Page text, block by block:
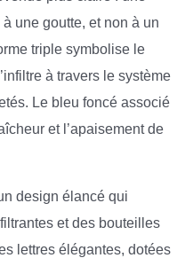
une goutte, et non à un
triple symbolise le
à travers le système
Le bleu foncé associé
et l’apaisement de
design élancé qui
et des bouteilles
lettres élégantes, dotées